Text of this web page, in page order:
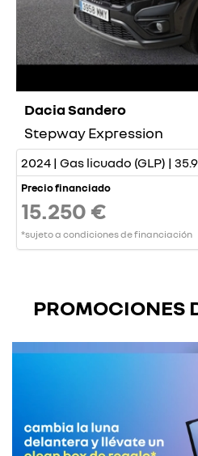
Dacia Sandero
Stepway Expression
2024 | Gas licuado (GLP) |
Precio financiado
15.250 €
*sujeto a condiciones de financiación
PROMOCIONES